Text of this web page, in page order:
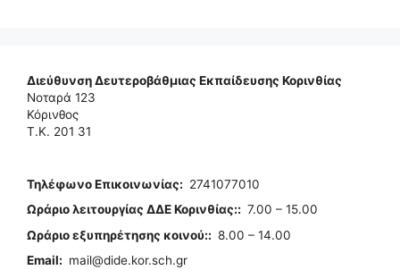
Διεύθυνση Δευτεροβάθμιας Εκπαίδευσης Κορινθίας
Νοταρά 123
Κόρινθος
Τ.Κ. 201 31
Τηλέφωνo Επικοινωνίας: 2741077010
Ωράριο λειτουργίας ΔΔΕ Κορινθίας:: 7.00 – 15.00
Ωράριο εξυπηρέτησης κοινού:: 8.00 – 14.00
Email: mail@dide.kor.sch.gr